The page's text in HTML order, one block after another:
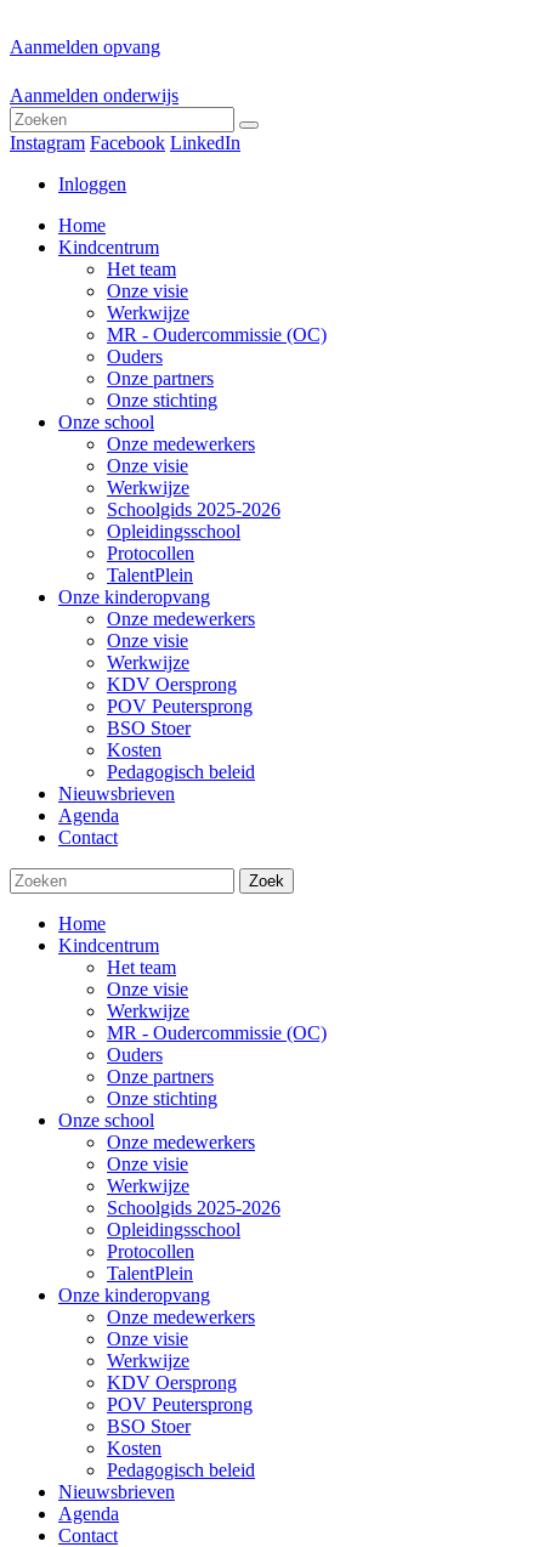
Aanmelden opvang
Aanmelden onderwijs
Instagram Facebook LinkedIn
Inloggen
Home
Kindcentrum
Het team
Onze visie
Werkwijze
MR - Oudercommissie (OC)
Ouders
Onze partners
Onze stichting
Onze school
Onze medewerkers
Onze visie
Werkwijze
Schoolgids 2025-2026
Opleidingsschool
Protocollen
TalentPlein
Onze kinderopvang
Onze medewerkers
Onze visie
Werkwijze
KDV Oersprong
POV Peutersprong
BSO Stoer
Kosten
Pedagogisch beleid
Nieuwsbrieven
Agenda
Contact
Zoek
Home
Kindcentrum
Het team
Onze visie
Werkwijze
MR - Oudercommissie (OC)
Ouders
Onze partners
Onze stichting
Onze school
Onze medewerkers
Onze visie
Werkwijze
Schoolgids 2025-2026
Opleidingsschool
Protocollen
TalentPlein
Onze kinderopvang
Onze medewerkers
Onze visie
Werkwijze
KDV Oersprong
POV Peutersprong
BSO Stoer
Kosten
Pedagogisch beleid
Nieuwsbrieven
Agenda
Contact